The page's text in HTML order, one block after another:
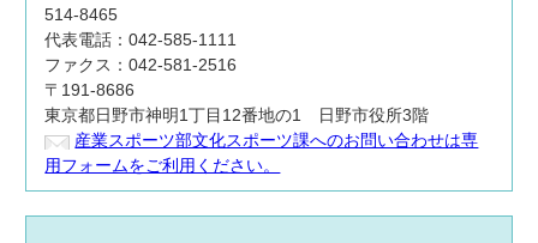
514-8465
代表電話：042-585-1111
ファクス：042-581-2516
〒191-8686
東京都日野市神明1丁目12番地の1 日野市役所3階
産業スポーツ部文化スポーツ課へのお問い合わせは専
用フォームをご利用ください。